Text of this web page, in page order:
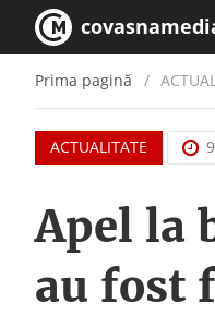
Prima pagină
ACTUALITATE
Apel la
au fost